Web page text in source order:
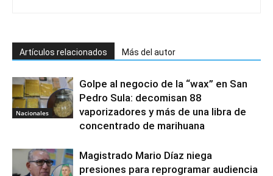
Artículos relacionados Más del autor
Nacionales
Golpe al negocio de la “wax” en San
Pedro Sula: decomisan 88
vaporizadores y más de una libra de
concentrado de marihuana
Magistrado Mario Díaz niega
presiones para reprogramar audiencia